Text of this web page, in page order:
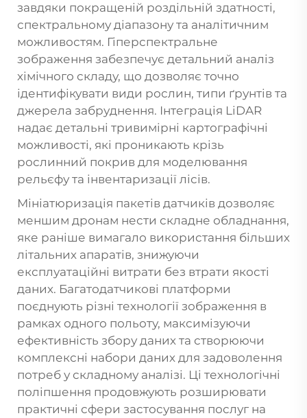
завдяки покращеній роздільній здатності,
спектральному діапазону та аналітичним
можливостям. Гіперспектральне
зображення забезпечує детальний аналіз
хімічного складу, що дозволяє точно
ідентифікувати види рослин, типи ґрунтів та
джерела забруднення. Інтеграція LiDAR
надає детальні тривимірні картографічні
можливості, які проникають крізь
рослинний покрив для моделювання
рельєфу та інвентаризації лісів.
Мініатюризація пакетів датчиків дозволяє
меншим дронам нести складне обладнання,
яке раніше вимагало використання більших
літальних апаратів, знижуючи
експлуатаційні витрати без втрати якості
даних. Багатодатчикові платформи
поєднують різні технології зображення в
рамках одного польоту, максимізуючи
ефективність збору даних та створюючи
комплексні набори даних для задоволення
потреб у складному аналізі. Ці технологічні
поліпшення продовжують розширювати
практичні сфери застосування послуг на